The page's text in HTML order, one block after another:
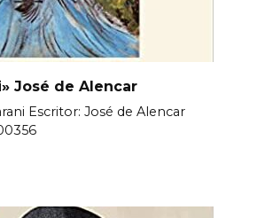
José de Alencar
Еscritor: José de Alencar